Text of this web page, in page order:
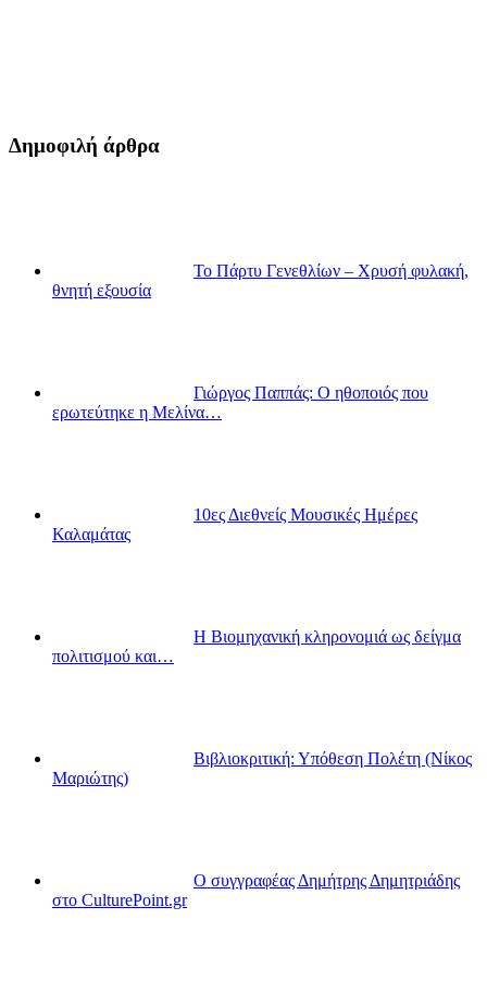
Δημοφιλή άρθρα
Το Πάρτυ Γενεθλίων – Χρυσή φυλακή,
θνητή εξουσία
Γιώργος Παππάς: Ο ηθοποιός που
ερωτεύτηκε η Μελίνα…
10ες Διεθνείς Μουσικές Ημέρες
Καλαμάτας
Η Βιομηχανική κληρονομιά ως δείγμα
πολιτισμού και…
Βιβλιοκριτική: Υπόθεση Πολέτη (Νίκος
Μαριώτης)
Ο συγγραφέας Δημήτρης Δημητριάδης
στο CulturePoint.gr